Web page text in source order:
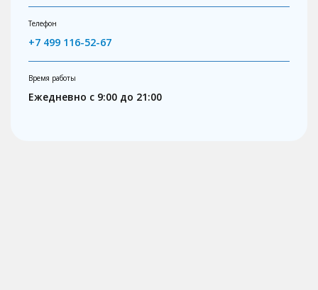
Телефон
+7 499 116-52-67
Время работы
Ежедневно с 9:00 до 21:00